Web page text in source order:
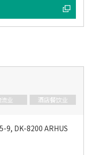
业 酒店餐饮业
9, DK-8200 ARHUS